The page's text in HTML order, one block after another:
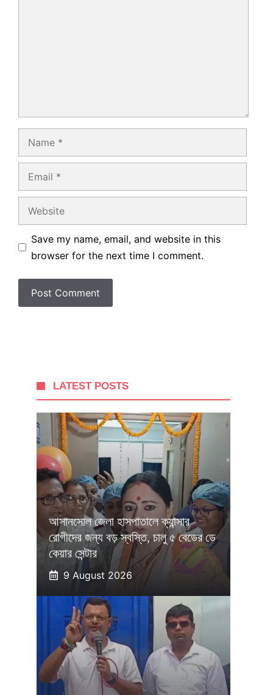
Save my name, email, and website in this
browser for the next time I comment.
LATEST POSTS
আসানসোল জেলা হাসপাতালে ক্যান্সার
রোগীদের জন্য বড় স্বস্তি, চালু ৫ বেডের ডে
কেয়ার সেন্টার
9 August 2026